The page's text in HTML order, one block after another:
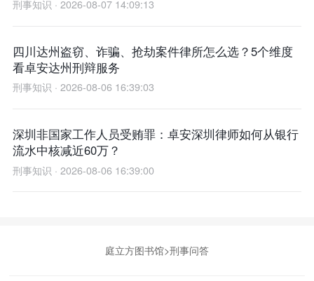
刑事知识 · 2026-08-07 14:09:13
四川达州盗窃、诈骗、抢劫案件律所怎么选？5个维度
看卓安达州刑辩服务
刑事知识 · 2026-08-06 16:39:03
深圳非国家工作人员受贿罪：卓安深圳律师如何从银行
流水中核减近60万？
刑事知识 · 2026-08-06 16:39:00
庭立方图书馆>刑事问答